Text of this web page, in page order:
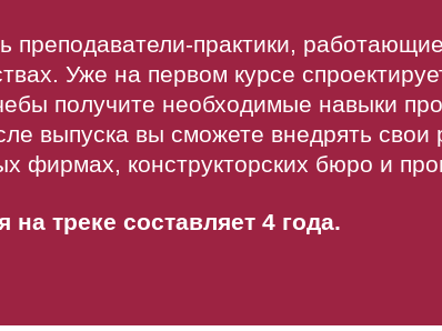
преподаватели-практики,
Уже на первом курсе
получите необходимые навыки
выпуска вы сможете внедрять свои
фирмах, конструкторских бюро и
на треке составляет 4 года.